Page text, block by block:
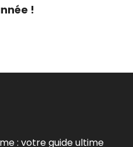
!
: votre guide ultime